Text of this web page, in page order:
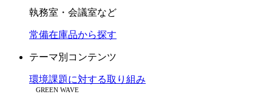
執務室・会議室など
常備在庫品から探す
テーマ別コンテンツ
環境課題に対する取り組み
GREEN WAVE